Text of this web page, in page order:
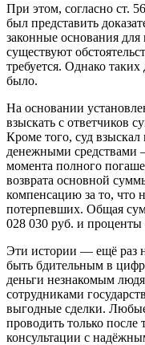
При этом, согласно ст.
был представить
законные основания
существуют
требуется. Однако таких
было.
На основании
взыскать с ответчиков
Кроме того, суд
денежными средствами
момента полного
возврата основной
компенсацию за то, что
потерпевших. Общая
028 030 руб. и
Эти истории — ещё раз
быть бдительным в
деньги незнакомым
сотрудниками
выгодные сделки.
проводить только
консультации с